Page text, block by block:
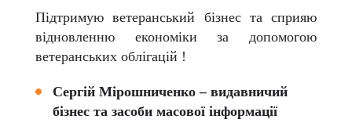
Підтримую ветеранський бізнес та сприяю
відновленню економіки за допомогою
ветеранських облігацій !
Сергій Мірошниченко – видавничий
бізнес та засоби масової інформації